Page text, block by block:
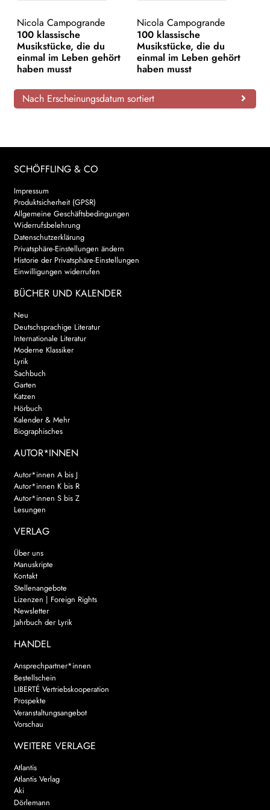
AKTUELLES
NEWSLETTER
Nicola Campogrande
100 klassische
Musikstücke, die du
einmal im Leben gehört
haben musst
Nicola Campogrande
100 klassische
Musikstücke, die du
einmal im Leben gehört
haben musst
Nach Erscheinungsdatum sortiert
SCHÖFFLING & CO
Impressum
Produktsicherheit (GPSR)
Allgemeine Geschäftsbedingungen
Widerrufsbelehrung
Datenschutzerklärung
Privatsphäre-Einstellungen ändern
Historie der Privatsphäre-Einstellungen
Einwilligungen widerrufen
BÜCHER UND KALENDER
Neu
Deutschsprachige Literatur
Internationale Literatur
Moderne Klassiker
Lyrik
Sachbuch
Garten
Katzen
Hörbuch
Kalender & Mehr
Biographisches
AUTOR*INNEN
Autor*innen A bis J
Autor*innen K bis R
Autor*innen S bis Z
Lesungen
VERLAG
Über uns
Manuskripte
Kontakt
Stellenangebote
Lizenzen | Foreign Rights
Newsletter
Jahrbuch der Lyrik
HANDEL
Ansprechpartner*innen
Bestellschein
LIBERTÉ Vertriebskooperation
Prospekte
Veranstaltungsangebot
Vorschau
WEITERE VERLAGE
Atlantis
Atlantis Verlag
Aki
Dörlemann